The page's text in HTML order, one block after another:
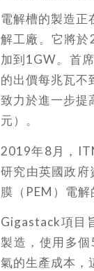
電解槽的製造
解工廠。它將
加到1GW。首
的出價每兆瓦不
致力於進一步
元）。
2019年8月，
研究由英國政
膜（PEM）電解
Gigastack項目
製造，使用多
氣的生產成本，